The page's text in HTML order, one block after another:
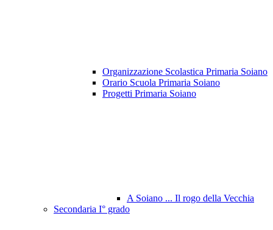
Organizzazione Scolastica Primaria Soiano
Orario Scuola Primaria Soiano
Progetti Primaria Soiano
A Soiano ... Il rogo della Vecchia
Secondaria I° grado